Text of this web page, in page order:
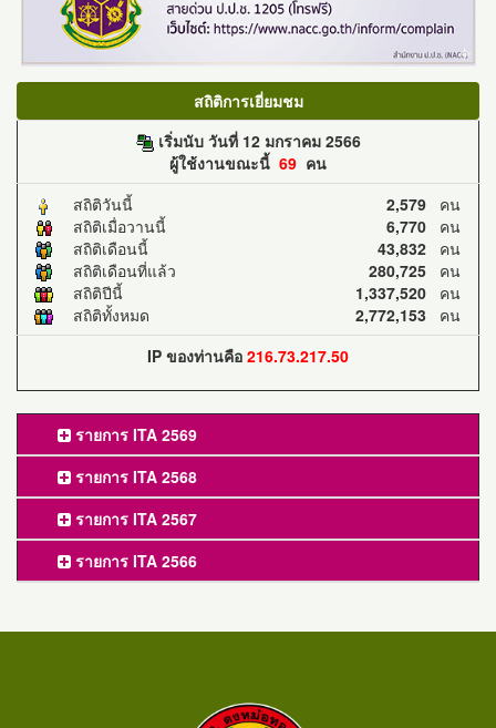
สถิติการเยี่ยมชม
เริ่มนับ วันที่ 12 มกราคม 2566
ผู้ใช้งานขณะนี้ 69 คน
สถิติวันนี้
2,579 คน
สถิติเมื่อวานนี้
6,770 คน
สถิติเดือนนี้
43,832 คน
สถิติเดือนที่แล้ว
280,725 คน
สถิติปีนี้
1,337,520 คน
สถิติทั้งหมด
2,772,153 คน
IP ของท่านคือ 216.73.217.50
รายการ ITA 2569
รายการ ITA 2568
รายการ ITA 2567
รายการ ITA 2566